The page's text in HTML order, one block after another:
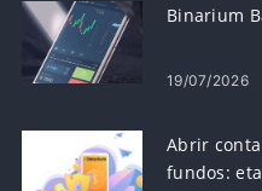
Binarium
19/07/2026
Abrir
fundos: